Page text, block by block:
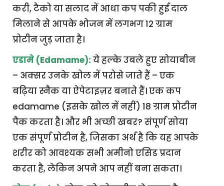
करी, टैको या सलाद में आधा कप पकी हुई दाल
मिलाने से आपके भोजन में लगभग 12 ग्राम
प्रोटीन जुड़ जाता है।
एडामे (Edamame): ये हल्के उबले हुए सोयाबीन
– अक्सर उनके खोल में परोसे जाते हैं – एक
बढ़िया स्नैक या ऐपेटाइज़र बनाते हैं। एक कप
edamame (इसके खोल में नहीं) 18 ग्राम प्रोटीन
पैक करता है। और भी अच्छी खबर? संपूर्ण सोया
एक संपूर्ण प्रोटीन है, जिसका अर्थ है कि यह आपके
शरीर को आवश्यक सभी अमीनो एसिड प्रदान
करता है, लेकिन अपने आप नहीं बना सकता।